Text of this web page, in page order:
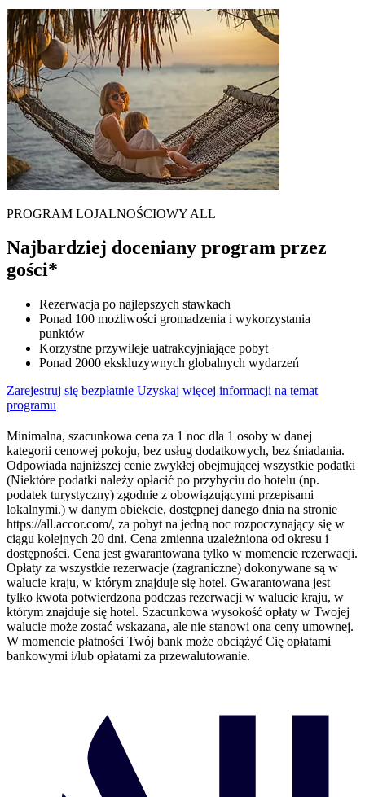
PROGRAM LOJALNOŚCIOWY ALL
Najbardziej doceniany program przez
gości*
Rezerwacja po najlepszych stawkach
Ponad 100 możliwości gromadzenia i wykorzystania
punktów
Korzystne przywileje uatrakcyjniające pobyt
Ponad 2000 ekskluzywnych globalnych wydarzeń
Zarejestruj się bezpłatnie Uzyskaj więcej informacji na temat
programu
Minimalna, szacunkowa cena za 1 noc dla 1 osoby w danej
kategorii cenowej pokoju, bez usług dodatkowych, bez śniadania.
Odpowiada najniższej cenie zwykłej obejmującej wszystkie podatki
(Niektóre podatki należy opłacić po przybyciu do hotelu (np.
podatek turystyczny) zgodnie z obowiązującymi przepisami
lokalnymi.) w danym obiekcie, dostępnej danego dnia na stronie
https://all.accor.com/, za pobyt na jedną noc rozpoczynający się w
ciągu kolejnych 20 dni. Cena zmienna uzależniona od okresu i
dostępności. Cena jest gwarantowana tylko w momencie rezerwacji.
Opłaty za wszystkie rezerwacje (zagraniczne) dokonywane są w
walucie kraju, w którym znajduje się hotel. Gwarantowana jest
tylko kwota potwierdzona podczas rezerwacji w walucie kraju, w
którym znajduje się hotel. Szacunkowa wysokość opłaty w Twojej
walucie może zostać wskazana, ale nie stanowi ona ceny umownej.
W momencie płatności Twój bank może obciążyć Cię opłatami
bankowymi i/lub opłatami za przewalutowanie.